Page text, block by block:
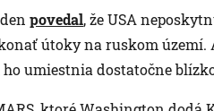
povedal, že USA
útoky na ruskom území.
umiestnia dostatočne